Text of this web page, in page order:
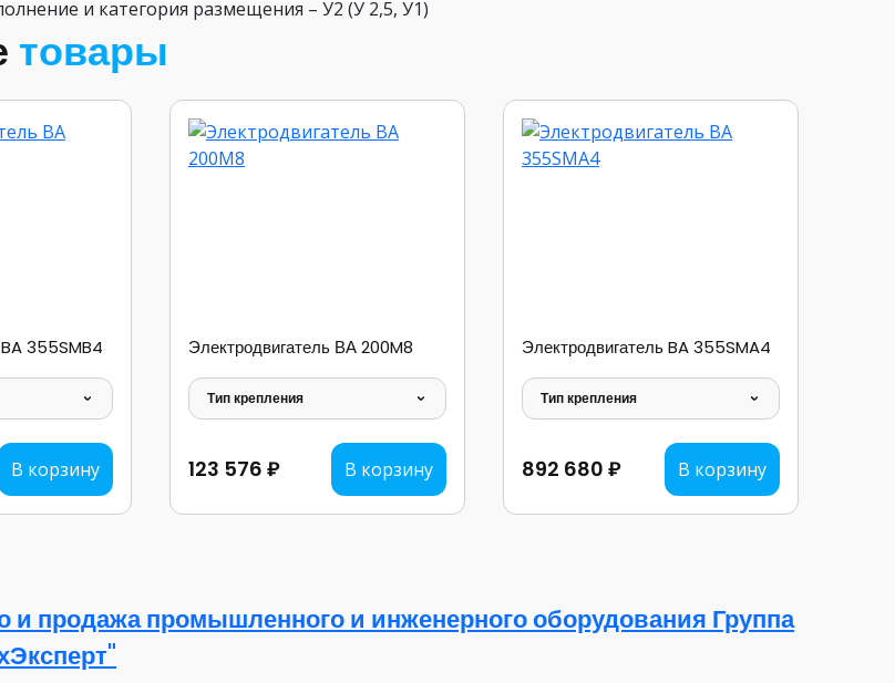
и категория размещения – У2 (У 2,5, У1)
товары
355SMB4
В корзину
Электродвигатель ВА 200M8
Тип крепления
123 576 ₽ В корзину
Электродвигатель BA 355SMA4
Тип крепления
892 680 ₽ В корзину
и продажа промышленного и инженерного оборудования Группа